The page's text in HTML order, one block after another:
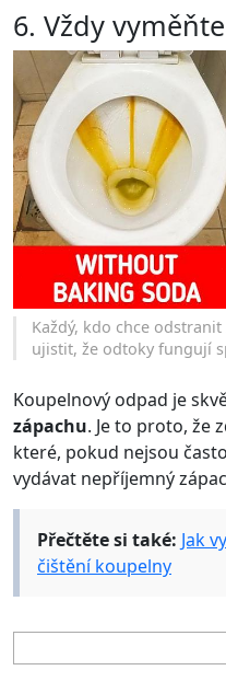
6. Vždy
Každý, kdo chce
ujistit, že odtoky fungují
Koupelnový odpad je
zápachu. Je to proto, že
které, pokud nejsou
vydávat nepříjemný
Přečtěte si také: Jak
čištění koupelny